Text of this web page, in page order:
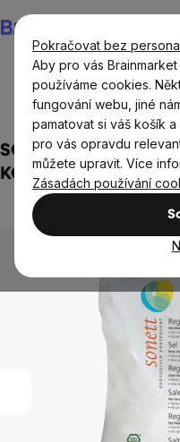
Pokračovat bez
Aby pro vás
používáme cookies.
fungování webu, jiné
pamatovat si váš košík
pro vás opravdu
můžete upravit. Více
Zásadách používání
na
obsah
Domov Ekodrogerie
SONETT
KG
Průměrné
hodnocení
z